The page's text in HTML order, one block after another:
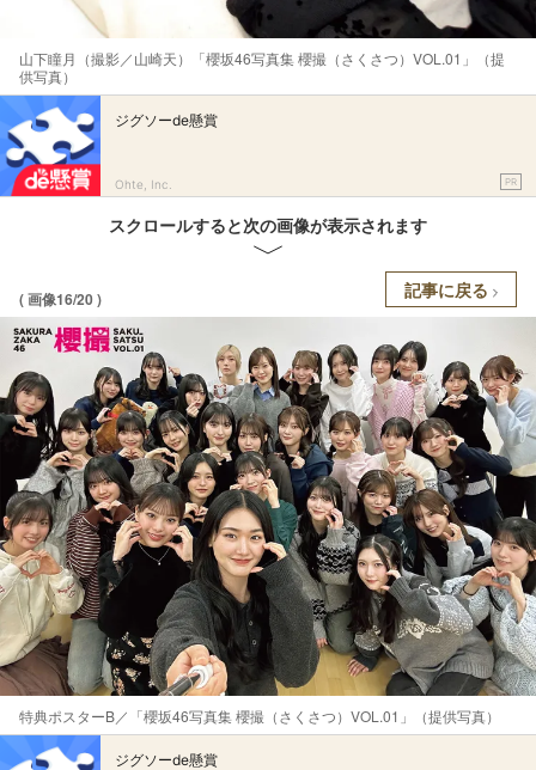
山下瞳月（撮影／山崎天）「櫻坂46写真集 櫻撮（さくさつ）VOL.01」（提
供写真）
ジグソーde懸賞
Ohte, Inc. PR
スクロールすると次の画像が表示されます
( 画像16/20 ) 記事に戻る
特典ポスターB／「櫻坂46写真集 櫻撮（さくさつ）VOL.01」（提供写真）
ジグソーde懸賞